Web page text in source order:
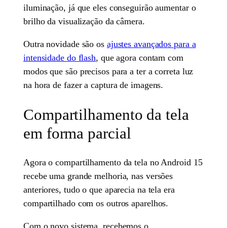
iluminação, já que eles conseguirão aumentar o
brilho da visualização da câmera.
Outra novidade são os ajustes avançados para a
intensidade do flash, que agora contam com
modos que são precisos para a ter a correta luz
na hora de fazer a captura de imagens.
Compartilhamento da tela
em forma parcial
Agora o compartilhamento da tela no Android 15
recebe uma grande melhoria, nas versões
anteriores, tudo o que aparecia na tela era
compartilhado com os outros aparelhos.
Com o novo sistema, recebemos o